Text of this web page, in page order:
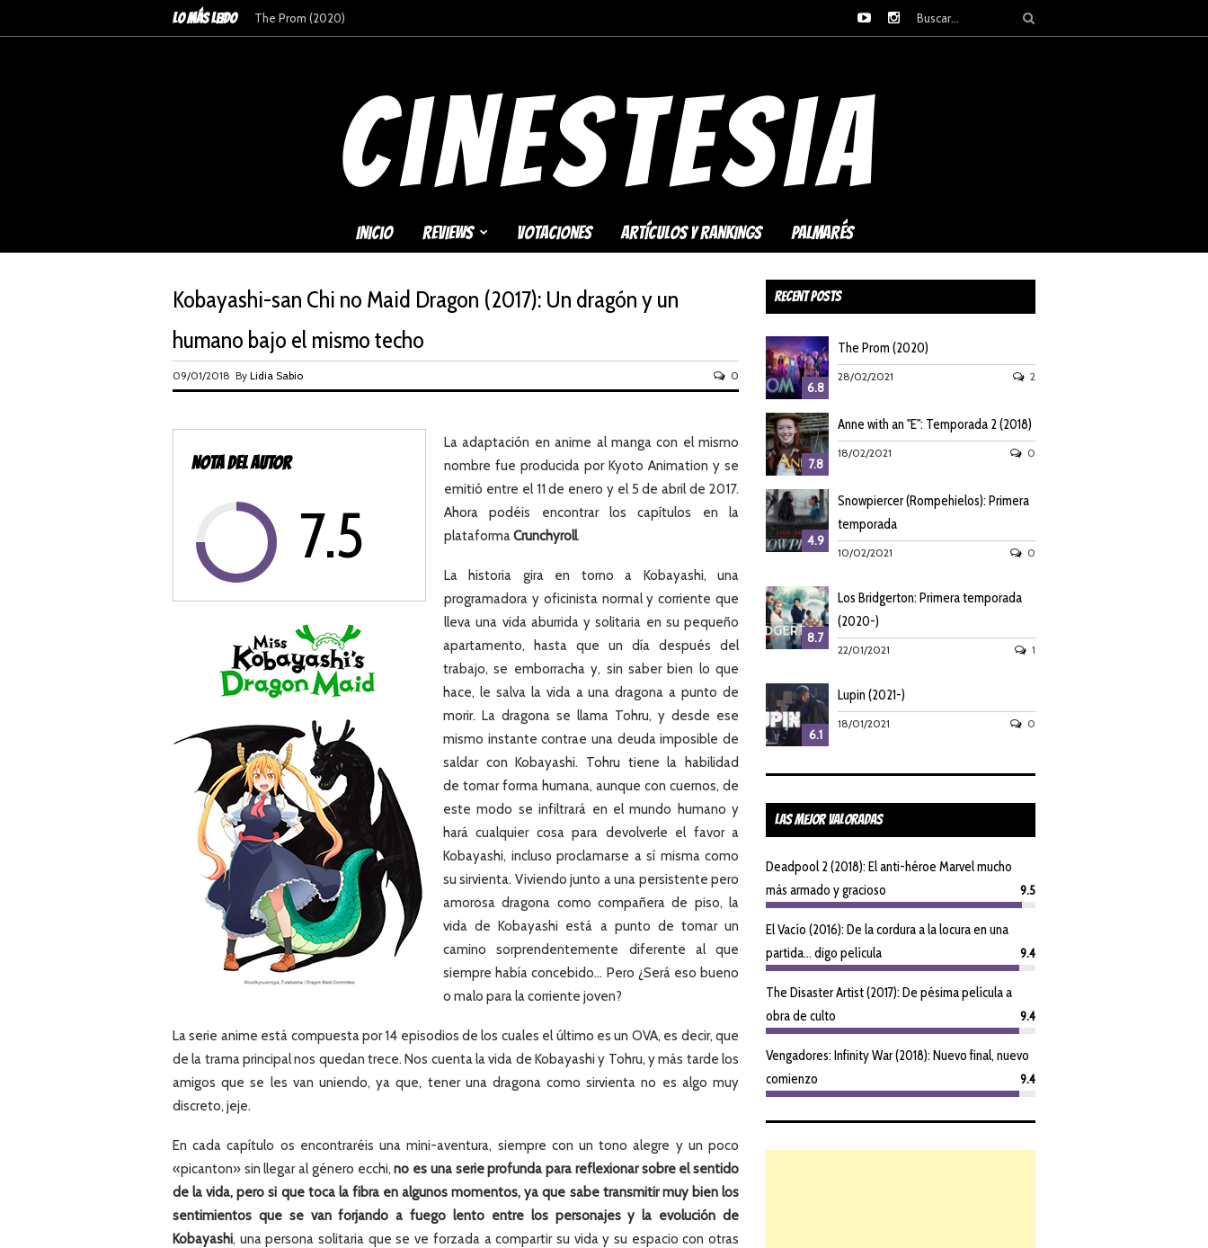
LO MÁS LEIDO Anne with an "E": Temporada 2 (2018)
Inicio REVIEWS VOTACIONES ARTÍCULOS Y RANKINGS PALMARÉS
Kobayashi-san Chi no Maid Dragon (2017): Un dragón y un
humano bajo el mismo techo
09/01/2018 By Lidia Sabio 0
NOTA DEL AUTOR
7.5
La adaptación en anime al manga con el mismo
nombre fue producida por Kyoto Animation y se
emitió entre el 11 de enero y el 5 de abril de 2017.
Ahora podéis encontrar los capítulos en la
plataforma Crunchyroll.
La historia gira en torno a Kobayashi, una
programadora y oficinista normal y corriente que
lleva una vida aburrida y solitaria en su pequeño
apartamento, hasta que un día después del
trabajo, se emborracha y, sin saber bien lo que
hace, le salva la vida a una dragona a punto de
morir. La dragona se llama Tohru, y desde ese
mismo instante contrae una deuda imposible de
saldar con Kobayashi. Tohru tiene la habilidad
de tomar forma humana, aunque con cuernos, de
este modo se infiltrará en el mundo humano y
hará cualquier cosa para devolverle el favor a
Kobayashi, incluso proclamarse a sí misma como
su sirvienta. Viviendo junto a una persistente pero
amorosa dragona como compañera de piso, la
vida de Kobayashi está a punto de tomar un
camino sorprendentemente diferente al que
siempre había concebido… Pero ¿Será eso bueno
o malo para la corriente joven?
La serie anime está compuesta por 14 episodios de los cuales el último es un OVA, es decir, que
de la trama principal nos quedan trece. Nos cuenta la vida de Kobayashi y Tohru, y más tarde los
amigos que se les van uniendo, ya que, tener una dragona como sirvienta no es algo muy
discreto, jeje.
En cada capítulo os encontraréis una mini-aventura, siempre con un tono alegre y un poco
«picanton» sin llegar al género ecchi,no es una serie profunda para reflexionar sobre el sentido
de la vida, pero si que toca la fibra en algunos momentos, ya que sabe transmitir muy bien los
sentimientos que se van forjando a fuego lento entre los personajes y la evolución de
Kobayashi, una persona solitaria que se ve forzada a compartir su vida y su espacio con otras
Recent Posts
6.8
The Prom (2020)
28/02/2021 2
7.8
Anne with an "E": Temporada 2 (2018)
18/02/2021 0
4.9
Snowpiercer (Rompehielos): Primera
temporada
10/02/2021 0
8.7
Los Bridgerton: Primera temporada
(2020-)
22/01/2021 1
6.1
Lupin (2021-)
18/01/2021 0
Las Mejor Valoradas
Deadpool 2 (2018): El anti-héroe Marvel mucho
más armado y gracioso
9.5
El Vacío (2016): De la cordura a la locura en una
partida... digo película
9.4
The Disaster Artist (2017): De pésima película a
obra de culto
9.4
Vengadores: Infinity War (2018): Nuevo final, nuevo
comienzo
9.4